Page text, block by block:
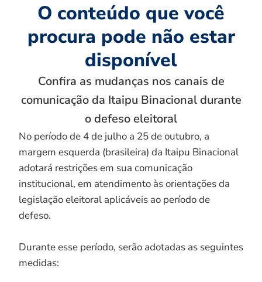
O conteúdo que você
procura pode não estar
disponível
Confira as mudanças nos canais de
comunicação da Itaipu Binacional durante
o defeso eleitoral
No período de 4 de julho a 25 de outubro, a
margem esquerda (brasileira) da Itaipu Binacional
adotará restrições em sua comunicação
institucional, em atendimento às orientações da
legislação eleitoral aplicáveis ao período de
defeso.
Durante esse período, serão adotadas as seguintes
medidas: